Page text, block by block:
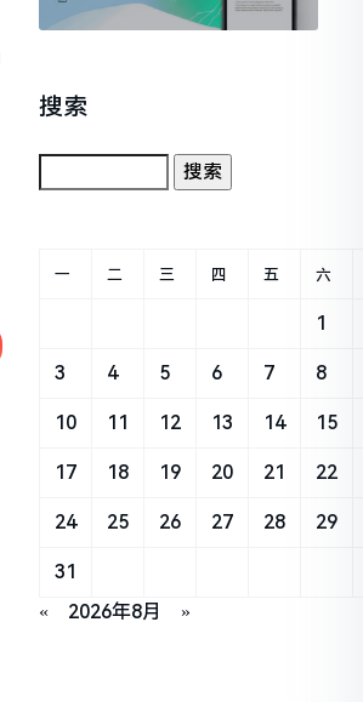
搜索
« 2026年8月 »
一 二 三 四 五 六
1
3 4 5 6 7 8
10 11 12 13 14 15
17 18 19 20 21 22
24 25 26 27 28 29
31